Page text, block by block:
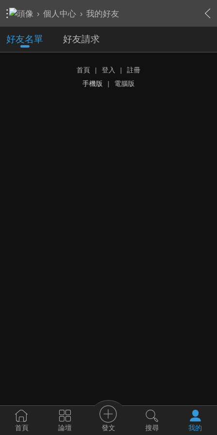
› 個人中心 › 我的好友
好友名單 好友請求
首頁 | 登入 |
註冊
手機版
| 電腦版
首頁 論壇 發文 搜尋 我的